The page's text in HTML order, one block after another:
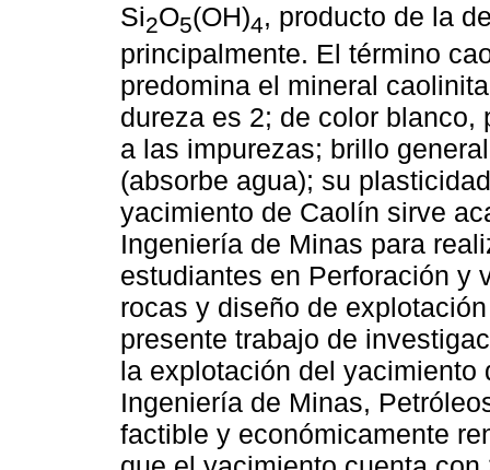
Si2O5(OH)4, producto de la
principalmente. El término
predomina el mineral
dureza es 2; de color
a las impurezas; brillo
(absorbe agua); su
yacimiento de Caolín sirve
Ingeniería de Minas para
estudiantes en Perforación y
rocas y diseño de
presente trabajo de
la explotación del yacimiento
Ingeniería de Minas,
factible y económicamente